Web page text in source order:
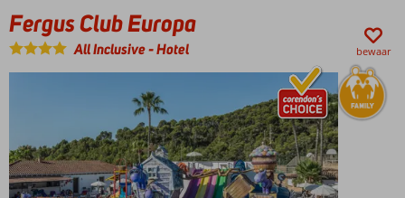
gedeeld of
privézwembad
strand
Fergus Club Europa
All Inclusive-Hotel bewaar